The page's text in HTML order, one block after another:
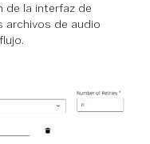
de la interfaz de
archivos de audio